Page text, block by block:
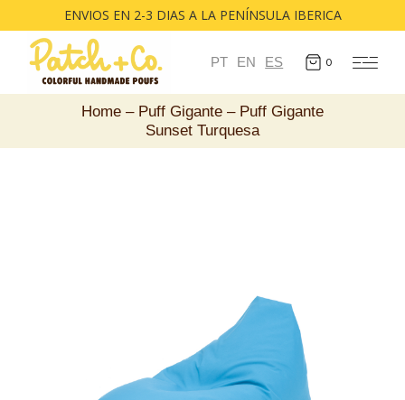
ENVIOS EN 2-3 DIAS A LA PENÍNSULA IBERICA
PT EN ES 0
Home Puff Gigante
Puff Gigante
Sunset Turquesa